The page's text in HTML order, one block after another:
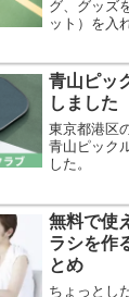
グ、グッズ
ット）を入
青山ピッ
しました
東京都港区
青山ピック
した。
無料で使
ラシを作
とめ
ちょっとし